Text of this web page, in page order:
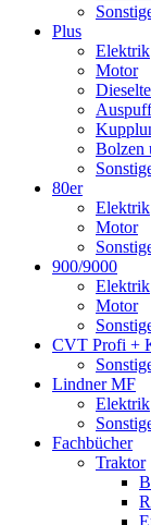
Plus
Elektrik
Motor
Auspuff
Bolzen
80er
Elektrik
Motor
900/9000
Elektrik
Motor
CVT Profi +
Lindner MF
Elektrik
Fachbücher
Traktor